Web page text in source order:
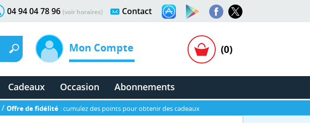
Contact
04 94 04 78 96 (voir horaires)
Mon Compte (0)
Cadeaux Occasion Abonnements
/ Offre de fidélité : cumulez des points pour obtenir des cadeaux